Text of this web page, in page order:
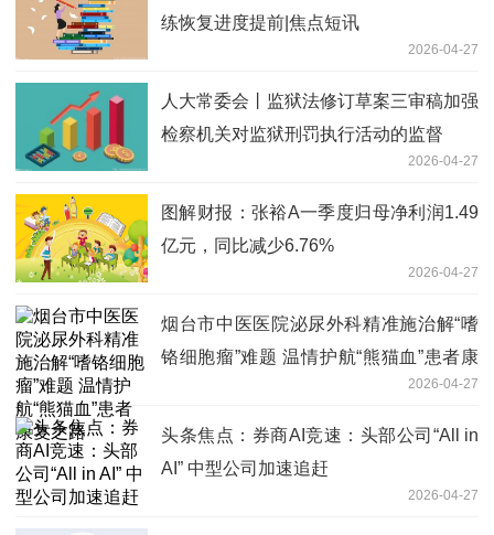
练恢复进度提前|焦点短讯
2026-04-27
人大常委会丨监狱法修订草案三审稿加强
检察机关对监狱刑罚执行活动的监督
2026-04-27
图解财报：张裕A一季度归母净利润1.49
亿元，同比减少6.76%
2026-04-27
烟台市中医医院泌尿外科精准施治解“嗜
铬细胞瘤”难题 温情护航“熊猫血”患者康
2026-04-27
头条焦点：券商AI竞速：头部公司“All in
AI” 中型公司加速追赶
2026-04-27